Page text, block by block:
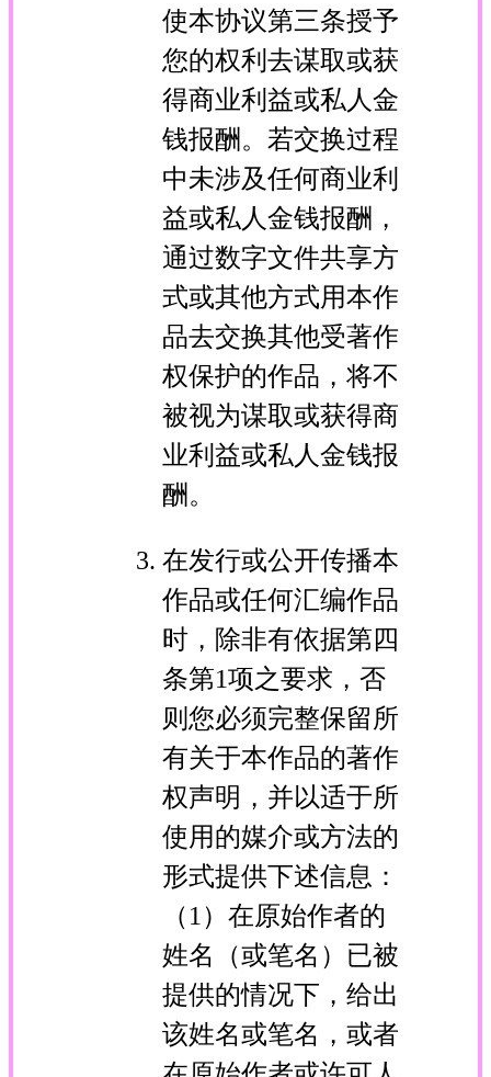
使本协议第三条授予
您的权利去谋取或获
得商业利益或私人金
钱报酬。若交换过程
中未涉及任何商业利
益或私人金钱报酬，
通过数字文件共享方
式或其他方式用本作
品去交换其他受著作
权保护的作品，将不
被视为谋取或获得商
业利益或私人金钱报
酬。
在发行或公开传播本
作品或任何汇编作品
时，除非有依据第四
条第1项之要求，否
则您必须完整保留所
有关于本作品的著作
权声明，并以适于所
使用的媒介或方法的
形式提供下述信息：
（1）在原始作者的
姓名（或笔名）已被
提供的情况下，给出
该姓名或笔名，或者